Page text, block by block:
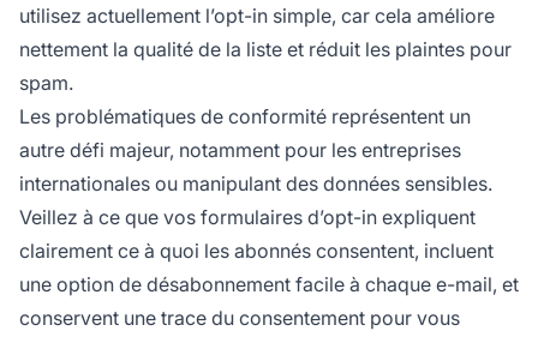
utilisez actuellement l’opt-in simple, car cela améliore
nettement la qualité de la liste et réduit les plaintes pour
spam.
Les problématiques de conformité représentent un
autre défi majeur, notamment pour les entreprises
internationales ou manipulant des données sensibles.
Veillez à ce que vos formulaires d’opt-in expliquent
clairement ce à quoi les abonnés consentent, incluent
une option de désabonnement facile à chaque e-mail, et
conservent une trace du consentement pour vous